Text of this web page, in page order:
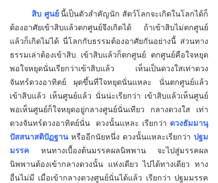
สิบ ศูนย์นี้เป็นตัวสำคัญนัก สัตว์โลกจะเกิดในโลกได้ก็
ต้องอาศัยเข้าสิบแล้วตกศูนย์จึงเกิดได้ ถ้าเข้าสิบไม่ตกศูนย์
แล้วก็เกิดไม่ได้ นี่โลกกับธรรมต้องอาศัยกันอย่างนี้ ส่วนทาง
ธรรมเล่าต้องเข้าสิบ เข้าสิบแล้วก็ตกศูนย์ ตกศูนย์คือใจหยุด
พอใจหยุดนั่นเรียกว่าเข้าสิบแล้ว เห็นเป็นดวงใสเท่าดวง
จันทร์ดวงอาทิตย์ ผุดขึ้นที่ใจหยุดนั่นแหละ นั่นตกศูนย์แล้ว
เข้าสิบแล้ว เห็นศูนย์แล้ว นั่นน่ะเรียกว่า เข้าสิบแล้วเห็นศูนย์
พอเห็นศูนย์ก็ใจหยุดอยู่กลางศูนย์นั่นเทียว กลางดวงใส เท่า
ดวงจันทร์ดวงอาทิตย์นั่น ดวงนั้นแหละ เรียกว่า ดวงธัมมานุ
ปัสสนาสติปัฏฐานหรืออีกนัยหนึ่ง ดวงนั้นแหละเรียกว่า ปฐม
มรรค หนทางเบื้องต้นมรรคผลนิพพาน จะไปสู่มรรคผล
นิพพานต้องเข้ากลางดวงนั้น แห่งเดียว ไปได้ทางเดียว ทาง
อื่นไม่มี เมื่อเข้ากลางดวงศูนย์นั่นได้แล้ว เรียกว่า ปฐมมรรค